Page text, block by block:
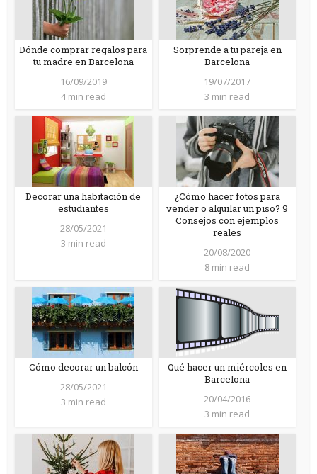
Dónde comprar regalos para
tu madre en Barcelona
16/09/2019
4 min read
Sorprende a tu pareja en
Barcelona
19/07/2017
3 min read
Decorar una habitación de
estudiantes
28/05/2021
3 min read
¿Cómo hacer fotos para
vender o alquilar un piso? 9
Consejos con ejemplos
reales
20/08/2020
8 min read
Cómo decorar un balcón
28/05/2021
3 min read
Qué hacer un miércoles en
Barcelona
20/04/2016
3 min read